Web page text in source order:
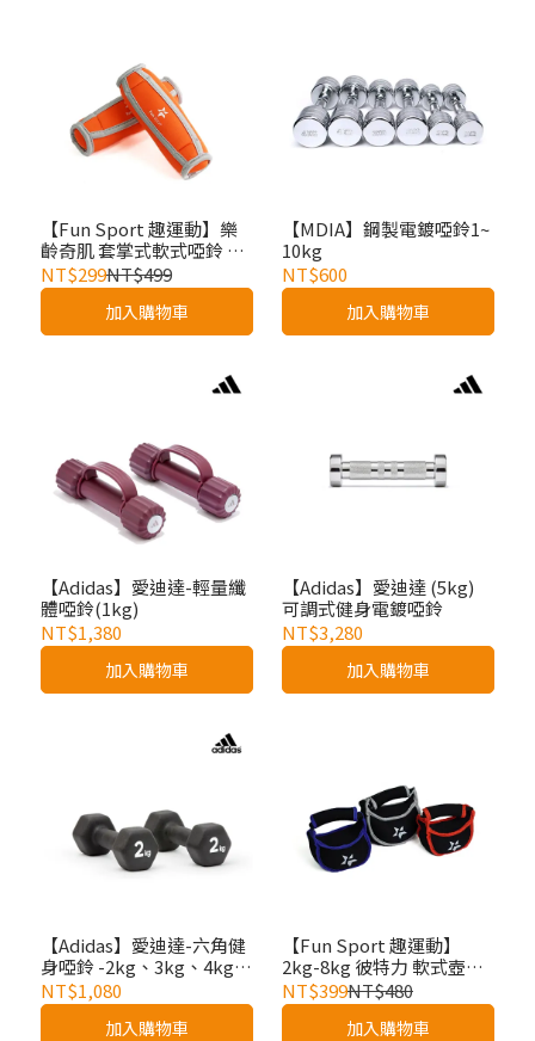
【Fun Sport 趣運動】樂
齡奇肌 套掌式軟式啞鈴 負
重訓練啞鈴 肌力鍛鍊啞鈴
（2支）
NT$299NT$499
加入購物車
【MDIA】鋼製電鍍啞鈴1~
10kg
NT$600
加入購物車
【Adidas】愛迪達-輕量纖
體啞鈴(1kg)
NT$1,380
加入購物車
【Adidas】愛迪達 (5kg)
可調式健身電鍍啞鈴
NT$3,280
加入購物車
【Adidas】愛迪達-六角健
身啞鈴 -2kg、3kg、4kg、
5kg
NT$1,080
加入購物車
【Fun Sport 趣運動】
2kg-8kg 彼特力 軟式壺鈴
(軟壺鈴/布壺鈴/重訓/負重
運動)
NT$399NT$480
加入購物車